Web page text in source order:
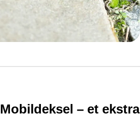
Mobildeksel – et ekstra